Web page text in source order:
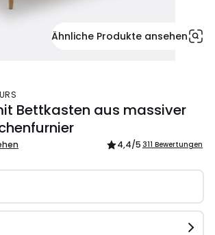
Ähnliche Produkte ansehen
Bettkasten aus massiver
4,4/5 311 Bewertungen